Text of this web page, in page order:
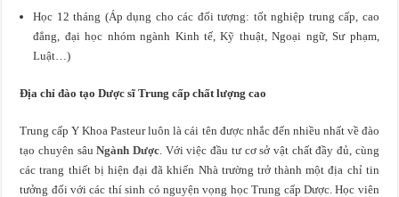
Học 12 tháng (Áp dụng cho các đối tượng: tốt nghiệp trung cấp, cao
đẳng, đại học nhóm ngành Kinh tế, Kỹ thuật, Ngoại ngữ, Sư phạm,
Luật…)
Địa chỉ đào tạo Dược sĩ Trung cấp chất lượng cao
Trung cấp Y Khoa Pasteur luôn là cái tên được nhắc đến nhiều nhất về đào
tạo chuyên sâuNgành Dược . Với việc đầu tư cơ sở vật chất đầy đủ, cùng
các trang thiết bị hiện đại đã khiến Nhà trường trở thành một địa chỉ tin
tưởng đối với các thí sinh có nguyện vọng học Trung cấp Dược. Học viên